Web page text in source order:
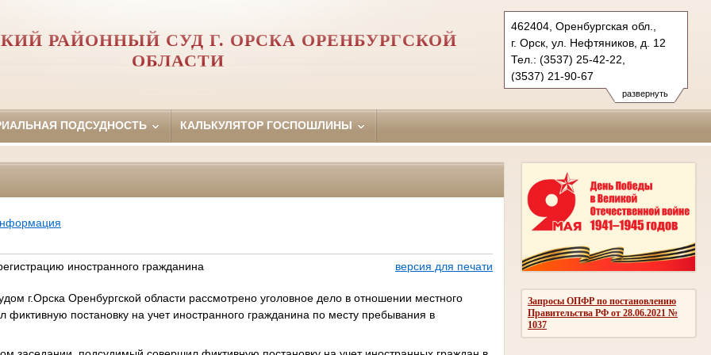
развернуть
462404, Оренбургская обл.,
г. Орск, ул. Нефтяников, д. 12
Тел.: (3537) 25-42-22,
(3537) 21-90-67
oktyabrskyorsk.orb@sudrf.ru
РАЙОННЫЙ СУД Г. ОРСКА ОРЕНБУРГСКОЙ
ОБЛАСТИ
ПОДСУДНОСТЬ КАЛЬКУЛЯТОР ГОСПОШЛИНЫ
Запросы ОПФР по постановлению
Правительства РФ от 28.06.2021 №
1037
иностранного гражданина версия для печати
г.Орска Оренбургской области рассмотрено уголовное дело в отношении местного
фиктивную постановку на учет иностранного гражданина по месту пребывания в